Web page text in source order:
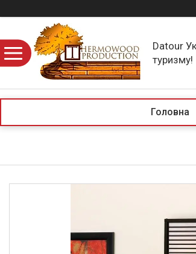
Datour
туризму!
Головна